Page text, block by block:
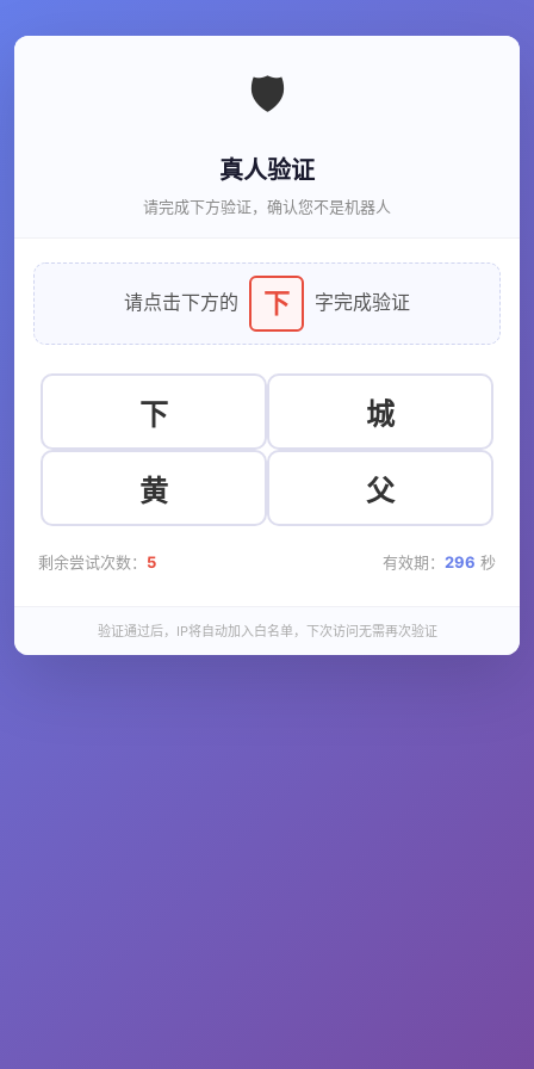
🛡️
真人验证
请完成下方验证，确认您不是机器人
请点击下方的 下 字完成验证
下 城
黄 父
剩余尝试次数： 5 有效期： 296 秒
验证通过后，IP将自动加入白名单，下次访问无需再次验证